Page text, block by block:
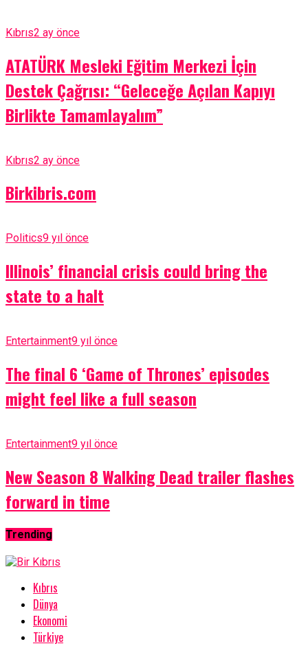
Kıbrıs2 ay önce
ATATÜRK Mesleki Eğitim Merkezi İçin
Destek Çağrısı: “Geleceğe Açılan Kapıyı
Birlikte Tamamlayalım”
Kıbrıs2 ay önce
Birkibris.com
Politics9 yıl önce
Illinois’ financial crisis could bring the
state to a halt
Entertainment9 yıl önce
The final 6 ‘Game of Thrones’ episodes
might feel like a full season
Entertainment9 yıl önce
New Season 8 Walking Dead trailer flashes
forward in time
Trending
Kıbrıs
Dünya
Ekonomi
Türkiye